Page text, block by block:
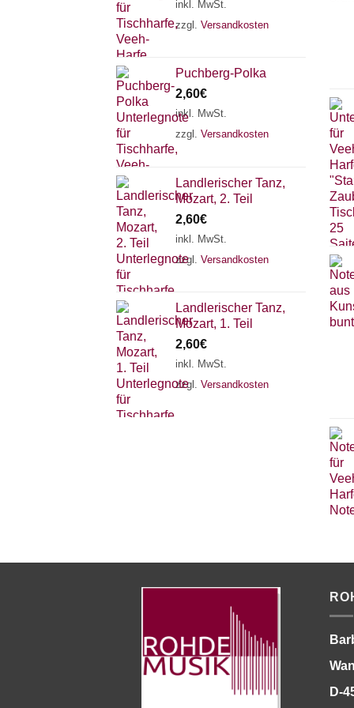
inkl. MwSt.
zzgl. Versandkosten
Puchberg-Polka
2,60€
inkl. MwSt.
zzgl. Versandkosten
Landlerischer Tanz,
Mozart, 2. Teil
2,60€
inkl. MwSt.
zzgl. Versandkosten
Landlerischer Tanz,
Mozart, 1. Teil
2,60€
inkl. MwSt.
zzgl. Versandkosten
D-